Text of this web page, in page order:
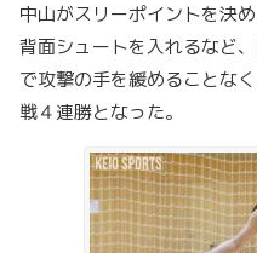
中山がスリーポイントを決
背面シュートを入れるなど
で攻撃の手を緩めることな
戦４連勝となった。